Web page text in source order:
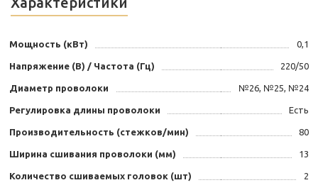
Мощность (кВт) 0,1
Напряжение (В) / Частота (Гц) 220/50
Диаметр проволоки №26, №25, №24
Регулировка длины проволоки Есть
Производительность (стежков/мин) 80
Ширина сшивания проволоки (мм) 13
Количество сшиваемых головок (шт) 2